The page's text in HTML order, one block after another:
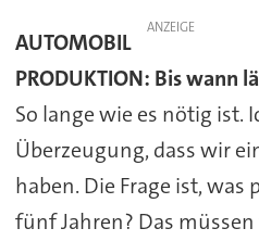
ANZEIGE
AUTOMOBIL
PRODUKTION: Bis wann
So lange wie es nötig ist.
Überzeugung, dass wir
haben. Die Frage ist, was
fünf Jahren? Das